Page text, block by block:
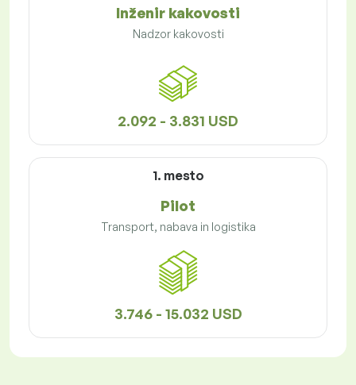
Inženir kakovosti
Nadzor kakovosti
2.092 - 3.831 USD
1. mesto
Pilot
Transport, nabava in logistika
3.746 - 15.032 USD